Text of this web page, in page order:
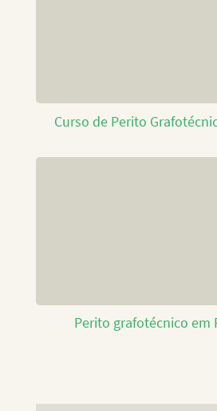
Curso de Perito
Perito grafotécnico em